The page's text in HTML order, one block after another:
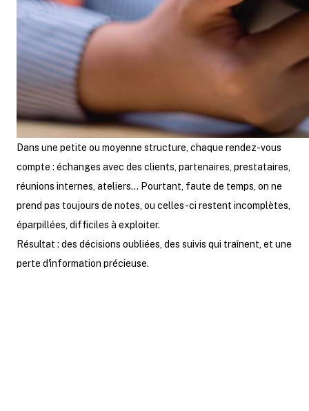
Dans une petite ou moyenne structure, chaque rendez-vous
compte : échanges avec des clients, partenaires, prestataires,
réunions internes, ateliers… Pourtant, faute de temps, on ne
prend pas toujours de notes, ou celles-ci restent incomplètes,
éparpillées, difficiles à exploiter.
Résultat : des décisions oubliées, des suivis qui traînent, et une
perte d'information précieuse.